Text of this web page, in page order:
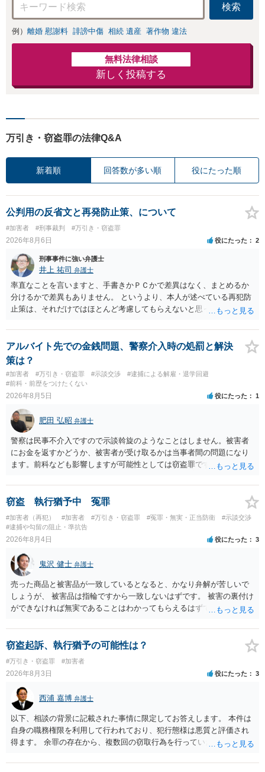
す【休日・夜間相
談可】【分割払い
可】【初回相談無
料】
検索
例） 離婚 慰謝料 誹謗中傷 相続 遺産 著作物 違法
無料法律相談
新しく投稿する
万引き・窃盗罪の法律Q&A
新着順 回答数が多い順 役にたった順
公判用の反省文と再発防止策、について
#加害者 #刑事裁判 #万引き・窃盗罪
2026年8月6日 役にたった 2
刑事事件に強い弁護士
井上 祐司 弁護士
率直なことを言いますと、手書きかＰＣかで差異はなく、まとめるか
分けるかで差異もありません。 というより、本人が述べている再犯防
止策は、それだけではほとんど考慮してもらえないと思った方が良い
やカウンセリング・治療の内容 ・利用している再犯防止策（例えば保
護観察所と連携した職業支援の内容や具体的な就労・監督状況） ・監
督者の証言 など、証拠で担保された客観性と実現可能性があるもので
なければあまり意味がありません。 もともと執行猶予が狙える事案で
あれば本人の反省の言葉だけで十分であり、実刑となるか微妙な事案
では、本人が再発防止策をいくら述べてもほとんど効果は望めないと
アルバイト先での金銭問題、警察介入時の処罰と解決
策は？
#加害者 #万引き・窃盗罪 #示談交渉
#逮捕による解雇・退学回避
#前科・前歴をつけたくない
2026年8月5日 役にたった 1
肥田 弘昭 弁護士
警察は民事不介入ですので示談斡旋のようなことはしません。被害者
にお金を返すかどうか、被害者が受け取るかは当事者間の問題になり
ます。前科なども影響しますが可能性としては窃盗罪ですので、逮捕
窃盗 執行猶予中 冤罪
#加害者（再犯） #加害者 #万引き・窃盗罪 #冤罪・無実・正当防衛
#示談交渉
#逮捕や勾留の阻止・準抗告
2026年8月4日 役にたった 3
鬼沢 健士 弁護士
売った商品と被害品が一致しているとなると、かなり弁解が苦しいで
しょうが、 被害品は指輪ですから一致しないはずです。 被害の裏付け
ができなければ無実であることはわかってもらえるはずです。
窃盗起訴、執行猶予の可能性は？
#万引き・窃盗罪 #加害者
2026年8月3日 役にたった 3
西浦 嘉博 弁護士
以下、相談の背景に記載された事情に限定してお答えします。 本件は
自身の職務権限を利用して行われており、犯行態様は悪質と評価され
得ます。 余罪の存在から、複数回の窃取行為を行っていたことも悪質
ると思われます。 他方、余罪を含めた全額を弁済していることは、被